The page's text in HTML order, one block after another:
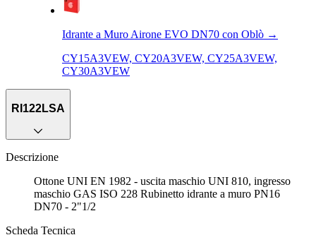
Idrante a Muro Airone EVO DN70 con Oblò →
CY15A3VEW, CY20A3VEW, CY25A3VEW,
CY30A3VEW
RI122LSA
Descrizione
Ottone UNI EN 1982 - uscita maschio UNI 810, ingresso
maschio GAS ISO 228 Rubinetto idrante a muro PN16
DN70 - 2"1/2
Scheda Tecnica